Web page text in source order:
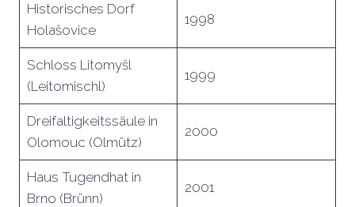
Historisches Dorf
Holašovice
1998
Schloss Litomyšl
(Leitomischl)
1999
Dreifaltigkeitssäule in
Olomouc (Olmütz)
2000
Haus Tugendhat in
Brno (Brünn)
2001